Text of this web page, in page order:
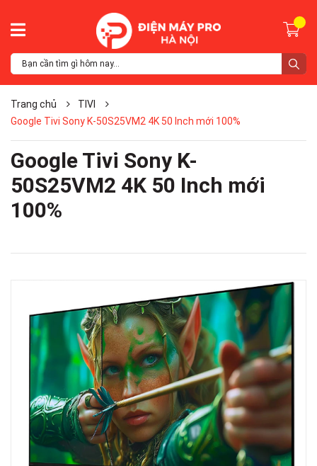
Trang chủ
TIVI
Google Tivi Sony K-50S25VM2 4K 50 Inch mới 100%
Google Tivi Sony K-
50S25VM2 4K 50 Inch mới
100%